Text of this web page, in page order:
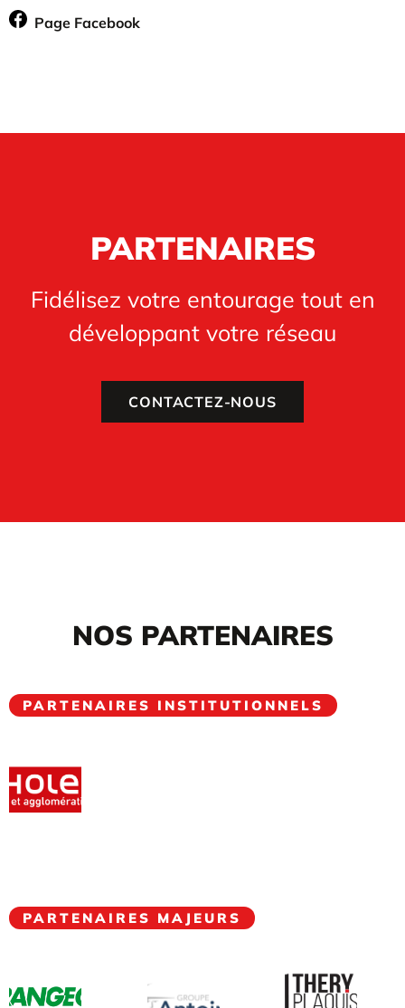
Page Facebook
PARTENAIRES
Fidélisez votre entourage tout en
développant votre réseau
CONTACTEZ-NOUS
NOS PARTENAIRES
PARTENAIRES INSTITUTIONNELS
PARTENAIRES MAJEURS